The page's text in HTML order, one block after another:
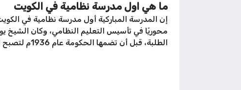
ما هي اول مدرسة نظامية في الكويت
محوريًا في تأسيس التعليم النظامي، وكان
الطلبة، قبل أن تضمها الحكومة عام 1936م لتصبح تحت إدارة مجلس المعارف، واستمر التدريس فيها حتى عام 1985م.